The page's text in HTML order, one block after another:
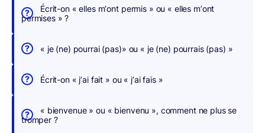
s
h
r
h
e
Écrit-on « elles m’ont permis » ou « elles m’ont
permises » ?
« je (ne) pourrai (pas)» ou « je (ne) pourrais (pas) »
Écrit-on « j’ai fait » ou « j’ai fais »
« bienvenue » ou « bienvenu », comment ne plus se
tromper ?